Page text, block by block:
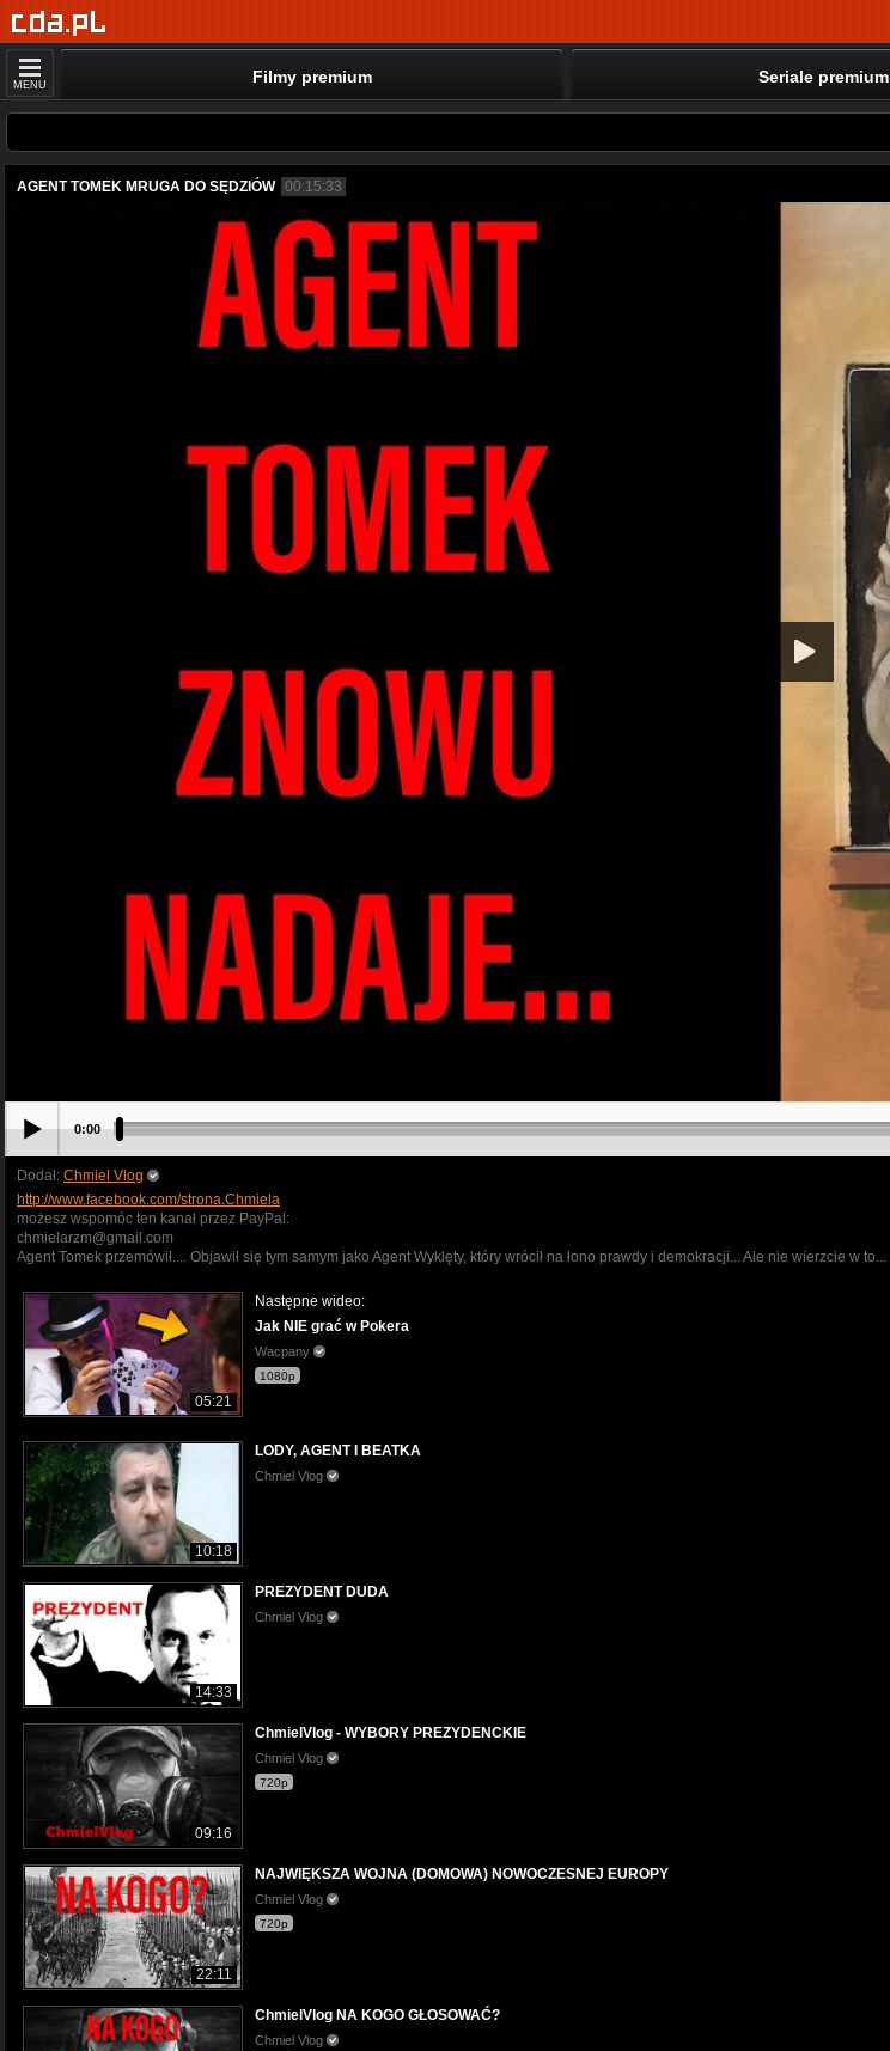
MENU Filmy premium Seriale premium
AGENT TOMEK MRUGA DO SĘDZIÓW 00:15:33
0:00
Dodał: Chmiel Vlog
http://www.facebook.com/strona.Chmiela
możesz wspomóc ten kanał przez PayPal:
chmielarzm@gmail.com
Agent Tomek przemówił.... Objawił się tym samym jako Agent Wyklęty, który wrócił na łono prawdy i demokracji... Ale nie wierzcie w to...
05:21
Następne wideo:
Jak NIE grać w Pokera
Wacpany
1080p
10:18
LODY, AGENT I BEATKA
Chmiel Vlog
14:33
PREZYDENT DUDA
Chmiel Vlog
09:16
ChmielVlog - WYBORY PREZYDENCKIE
Chmiel Vlog
720p
22:11
NAJWIĘKSZA WOJNA (DOMOWA) NOWOCZESNEJ EUROPY
Chmiel Vlog
720p
ChmielVlog NA KOGO GŁOSOWAĆ?
Chmiel Vlog